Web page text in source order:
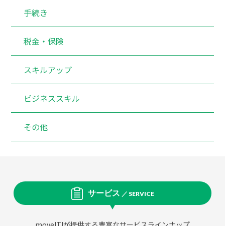
手続き
税金・保険
スキルアップ
ビジネススキル
その他
サービス ／ SERVICE